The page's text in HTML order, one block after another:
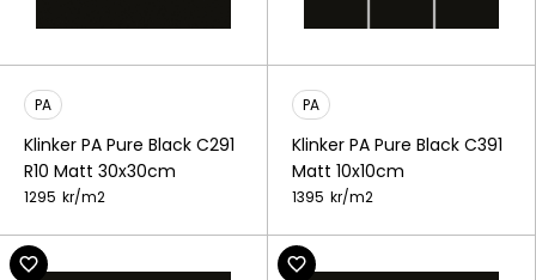
PA
Klinker PA Pure Black C291
R10 Matt 30x30cm
1295 kr/m2
PA
Klinker PA Pure Black C391
Matt 10x10cm
1395 kr/m2